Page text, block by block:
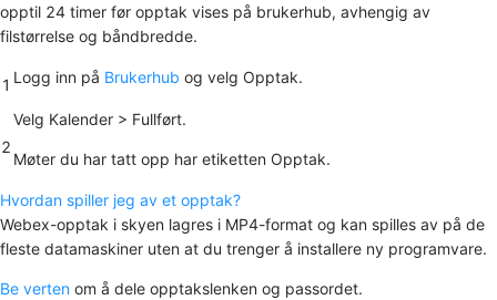
opptil 24 timer før opptak vises på brukerhub, avhengig av
filstørrelse og båndbredde.
1 Logg inn på Brukerhub og velg Opptak.
2
Velg Kalender > Fullført.
Møter du har tatt opp har etiketten Opptak.
Hvordan spiller jeg av et opptak?
Webex-opptak i skyen lagres i MP4-format og kan spilles av på de
fleste datamaskiner uten at du trenger å installere ny programvare.
Be verten om å dele opptakslenken og passordet.